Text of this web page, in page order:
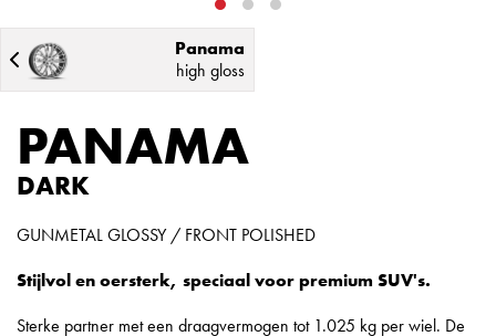
Panama
high gloss
PANAMA
DARK
GUNMETAL GLOSSY / FRONT POLISHED
Stijlvol en oersterk, speciaal voor premium SUV's.
Sterke partner met een draagvermogen tot 1.025 kg per wiel. De